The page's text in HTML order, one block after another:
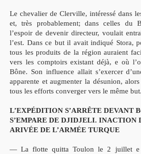
Le chevalier de Clerville, intéressé dans
et, très probablement; dans celles du
l’espoir de devenir directeur, voulait
l’est. Dans ce but il avait indiqué Stora,
tous les produits de la région auraient
vers les comptoirs existant déjà, e où
Bône. Son influence allait s’exercer
apparente et augmenter la désunion,
tous les efforts converger vers le même but.
L’EXPÉDITION S’ARRÊTE DEVANT
S’EMPARE DE DJIDJELI. INACTION
ARIVÉE DE L’ARMÉE TURQUE
— La flotte quitta Toulon le 2 juillet